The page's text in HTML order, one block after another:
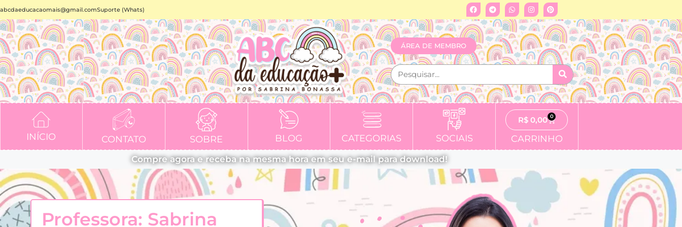
abcdaeducacaomais@gmail.comSuporte (Whats)
ÁREA DE MEMBRO
INÍCIO CONTATO SOBRE BLOG CATEGORIAS SOCIAIS
R$ 0,00 0
CARRINHO
Compre agora e receba na mesma hora em seu e-mail para download!
Professora: Sabrina